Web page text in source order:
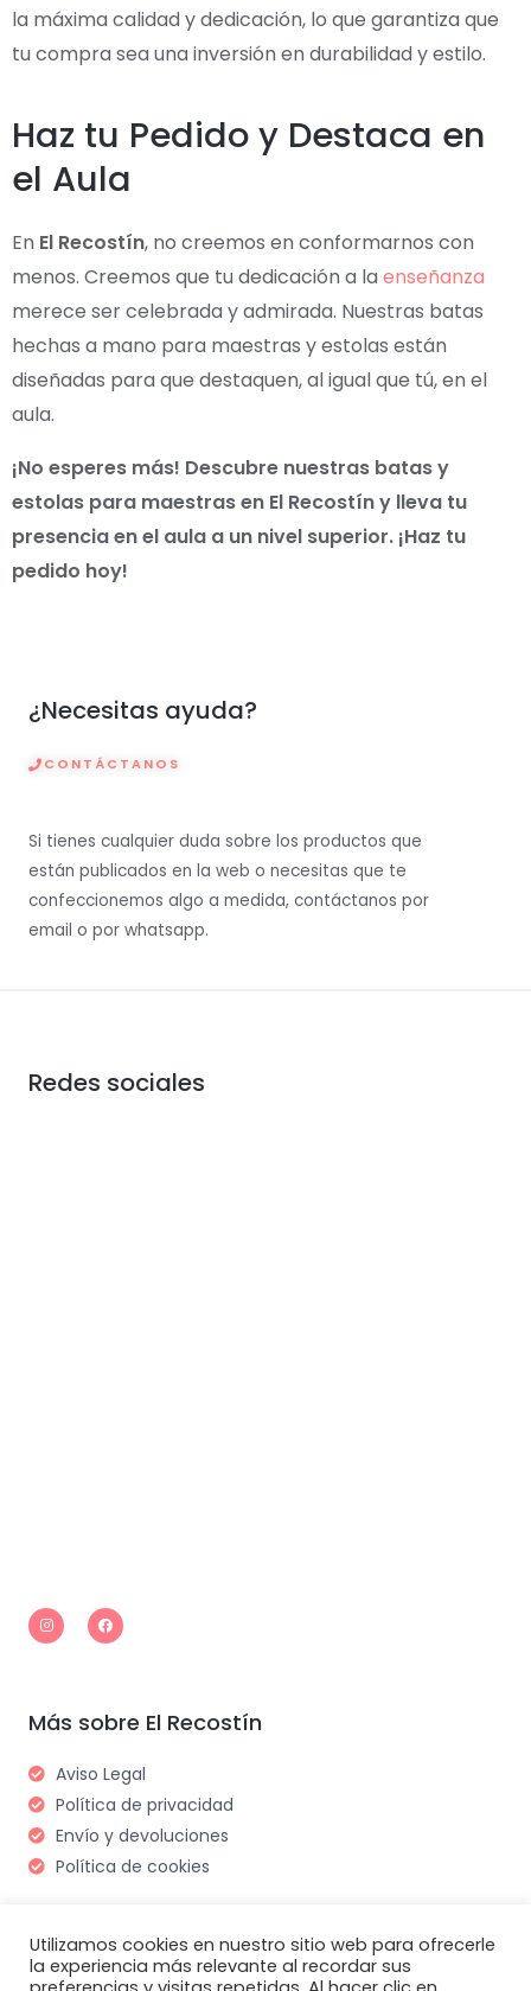
la máxima calidad y dedicación, lo que garantiza que
tu compra sea una inversión en durabilidad y estilo.
Haz tu Pedido y Destaca en
el Aula
En El Recostín, no creemos en conformarnos con
menos. Creemos que tu dedicación a la enseñanza
merece ser celebrada y admirada. Nuestras batas
hechas a mano para maestras y estolas están
diseñadas para que destaquen, al igual que tú, en el
aula.
¡No esperes más! Descubre nuestras batas y
estolas para maestras en El Recostín y lleva tu
presencia en el aula a un nivel superior. ¡Haz tu
pedido hoy!
¿Necesitas ayuda?
CONTÁCTANOS
Si tienes cualquier duda sobre los productos que
están publicados en la web o necesitas que te
confeccionemos algo a medida, contáctanos por
email o por whatsapp.
Redes sociales
n
s
t
m
a
c
e
Más sobre El Recostín
Aviso Legal
Política de privacidad
Envío y devoluciones
Política de cookies
Utilizamos cookies en nuestro sitio web para ofrecerle
la experiencia más relevante al recordar sus